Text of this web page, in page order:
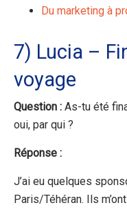
Du marketing à
7) Lucia –
voyage
Question : As-tu été
oui, par qui ?
Réponse :
J’ai eu quelques
Paris/Téhéran. Ils